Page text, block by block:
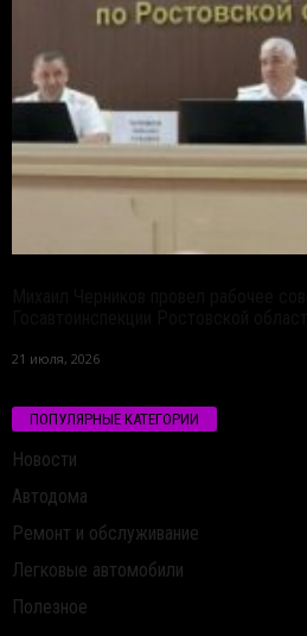
21 июля, 2026
ПОПУЛЯРНЫЕ КАТЕГОРИИ
Новости
Автодома
Ремонт и обслуживание
Легковые автомобили
Полезное